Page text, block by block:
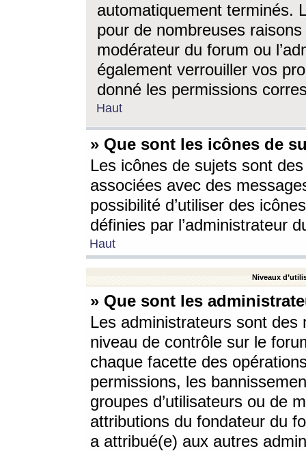
automatiquement terminés.
pour de nombreuses
modérateur du forum ou
également verrouiller vos
donné les permissions
Haut
» Que sont les icônes de
Les icônes de sujets sont
associées avec des
possibilité d’utiliser des
définies par l’administrateur
Haut
Niveaux
» Que sont les
Les administrateurs sont
niveau de contrôle sur le
chaque facette des
permissions, les
groupes d’utilisateurs ou de
attributions du fondateur du
a attribué(e) aux autres